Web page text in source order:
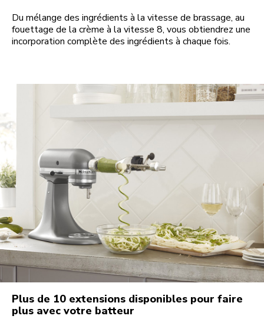
Du mélange des ingrédients à la vitesse de brassage, au
fouettage de la crème à la vitesse 8, vous obtiendrez une
incorporation complète des ingrédients à chaque fois.
Plus de 10 extensions disponibles pour faire
plus avec votre batteur